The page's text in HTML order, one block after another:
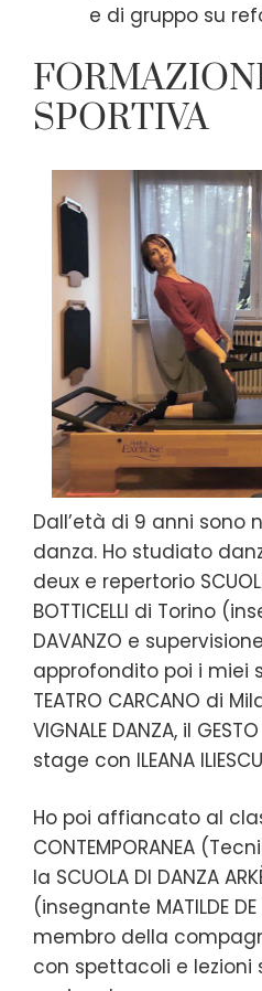
e di gruppo su
SPORTIVA
Dall’età di 9 anni sono
danza. Ho studiato
deux e repertorio
BOTTICELLI di Torino
DAVANZO e
approfondito poi i miei
TEATRO CARCANO di
VIGNALE DANZA, il
stage con ILEANA
Ho poi affiancato al
CONTEMPORANEA
la SCUOLA DI DANZA
(insegnante MATILDE
membro della
con spettacoli e